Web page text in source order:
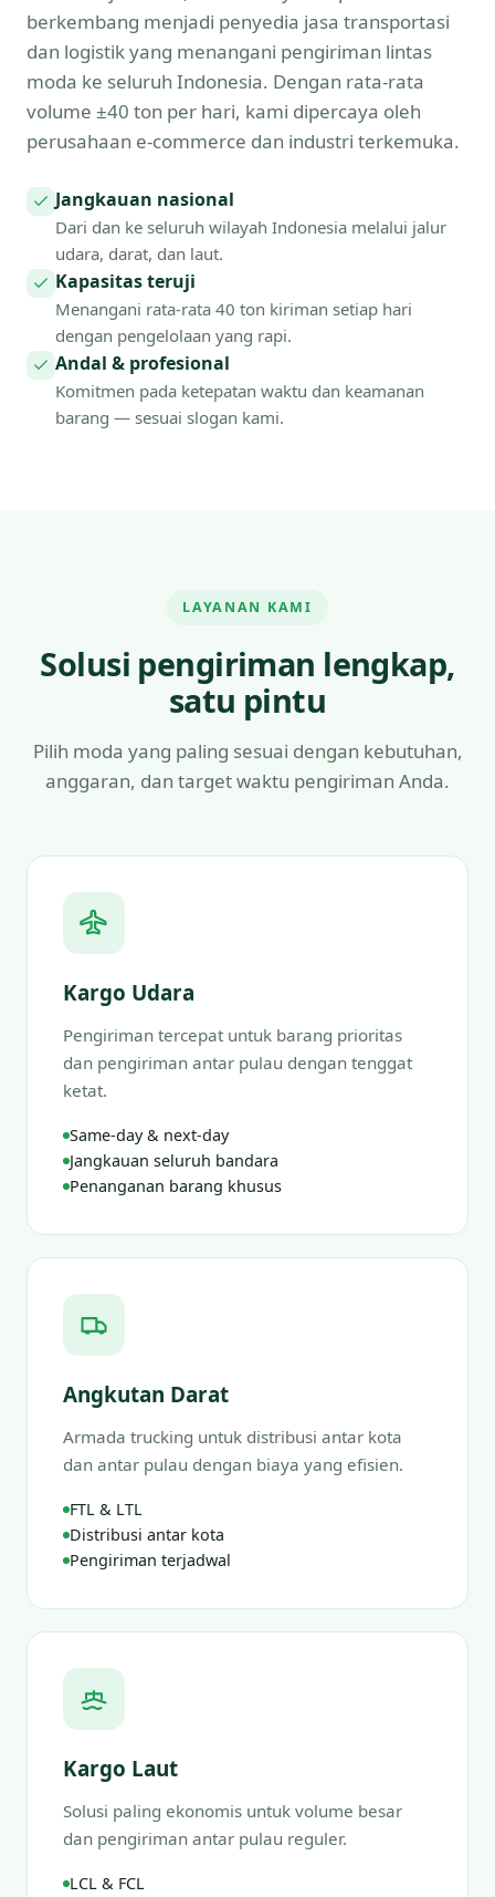
berkembang menjadi penyedia jasa transportasi
dan logistik yang menangani pengiriman lintas
moda ke seluruh Indonesia. Dengan rata-rata
volume ±40 ton per hari, kami dipercaya oleh
perusahaan e-commerce dan industri terkemuka.
Jangkauan nasional
Dari dan ke seluruh wilayah Indonesia melalui jalur
udara, darat, dan laut.
Kapasitas teruji
Menangani rata-rata 40 ton kiriman setiap hari
dengan pengelolaan yang rapi.
Andal & profesional
Komitmen pada ketepatan waktu dan keamanan
barang — sesuai slogan kami.
LAYANAN KAMI
Solusi pengiriman lengkap,
satu pintu
Pilih moda yang paling sesuai dengan kebutuhan,
anggaran, dan target waktu pengiriman Anda.
Kargo Udara
Pengiriman tercepat untuk barang prioritas
dan pengiriman antar pulau dengan tenggat
ketat.
Same-day & next-day
Jangkauan seluruh bandara
Penanganan barang khusus
Angkutan Darat
Armada trucking untuk distribusi antar kota
dan antar pulau dengan biaya yang efisien.
FTL & LTL
Distribusi antar kota
Pengiriman terjadwal
Kargo Laut
Solusi paling ekonomis untuk volume besar
dan pengiriman antar pulau reguler.
LCL & FCL